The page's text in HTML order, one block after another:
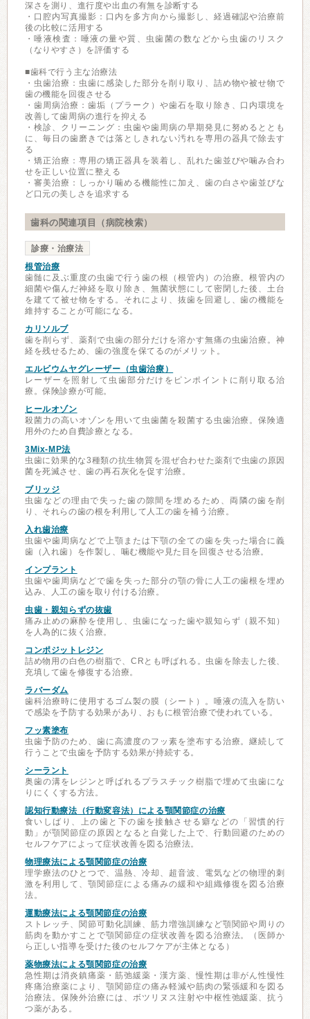
深さを測り、進行度や出血の有無を診断する
・口腔内写真撮影：口内を多方向から撮影し、経過確認や治療前
後の比較に活用する
・唾液検査：唾液の量や質、虫歯菌の数などから虫歯のリスク
（なりやすさ）を評価する
■歯科で行う主な治療法
・虫歯治療：虫歯に感染した部分を削り取り、詰め物や被せ物で
歯の機能を回復させる
・歯周病治療：歯垢（プラーク）や歯石を取り除き、口内環境を
改善して歯周病の進行を抑える
・検診、クリーニング：虫歯や歯周病の早期発見に努めるととも
に、毎日の歯磨きでは落としきれない汚れを専用の器具で除去す
る
・矯正治療：専用の矯正器具を装着し、乱れた歯並びや噛み合わ
せを正しい位置に整える
・審美治療：しっかり噛める機能性に加え、歯の白さや歯並びな
ど口元の美しさを追求する
歯科の関連項目（病院検索）
診療・治療法
根管治療
歯髄に及ぶ重度の虫歯で行う歯の根（根管内）の治療。根管内の
細菌や傷んだ神経を取り除き、無菌状態にして密閉した後、土台
を建てて被せ物をする。それにより、抜歯を回避し、歯の機能を
維持することが可能になる。
カリソルブ
歯を削らず、薬剤で虫歯の部分だけを溶かす無痛の虫歯治療。神
経を残せるため、歯の強度を保てるのがメリット。
エルビウムヤグレーザー（虫歯治療）
レーザーを照射して虫歯部分だけをピンポイントに削り取る治
療。保険診療が可能。
ヒールオゾン
殺菌力の高いオゾンを用いて虫歯菌を殺菌する虫歯治療。保険適
用外のため自費診療となる。
3Mix-MP法
虫歯に効果的な3種類の抗生物質を混ぜ合わせた薬剤で虫歯の原因
菌を死滅させ、歯の再石灰化を促す治療。
ブリッジ
虫歯などの理由で失った歯の隙間を埋めるため、両隣の歯を削
り、それらの歯の根を利用して人工の歯を補う治療。
入れ歯治療
虫歯や歯周病などで上顎または下顎の全ての歯を失った場合に義
歯（入れ歯）を作製し、噛む機能や見た目を回復させる治療。
インプラント
虫歯や歯周病などで歯を失った部分の顎の骨に人工の歯根を埋め
込み、人工の歯を取り付ける治療。
虫歯・親知らずの抜歯
痛み止めの麻酔を使用し、虫歯になった歯や親知らず（親不知）
を人為的に抜く治療。
コンポジットレジン
詰め物用の白色の樹脂で、CRとも呼ばれる。虫歯を除去した後、
充填して歯を修復する治療。
ラバーダム
歯科治療時に使用するゴム製の膜（シート）。唾液の流入を防い
で感染を予防する効果があり、おもに根管治療で使われている。
フッ素塗布
虫歯予防のため、歯に高濃度のフッ素を塗布する治療。継続して
行うことで虫歯を予防する効果が持続する。
シーラント
奥歯の溝をレジンと呼ばれるプラスチック樹脂で埋めて虫歯にな
りにくくする方法。
認知行動療法（行動変容法）による顎関節症の治療
食いしばり、上の歯と下の歯を接触させる癖などの「習慣的行
動」が顎関節症の原因となると自覚した上で、行動回避のための
セルフケアによって症状改善を図る治療法。
物理療法による顎関節症の治療
理学療法のひとつで、温熱、冷却、超音波、電気などの物理的刺
激を利用して、顎関節症による痛みの緩和や組織修復を図る治療
法。
運動療法による顎関節症の治療
ストレッチ、関節可動化訓練、筋力増強訓練など顎関節や周りの
筋肉を動かすことで顎関節症の症状改善を図る治療法。（医師か
ら正しい指導を受けた後のセルフケアが主体となる）
薬物療法による顎関節症の治療
急性期は消炎鎮痛薬・筋弛緩薬・漢方薬、慢性期は非がん性慢性
疼痛治療薬により、顎関節症の痛み軽減や筋肉の緊張緩和を図る
治療法。保険外治療には、ボツリヌス注射や中枢性弛緩薬、抗う
つ薬がある。